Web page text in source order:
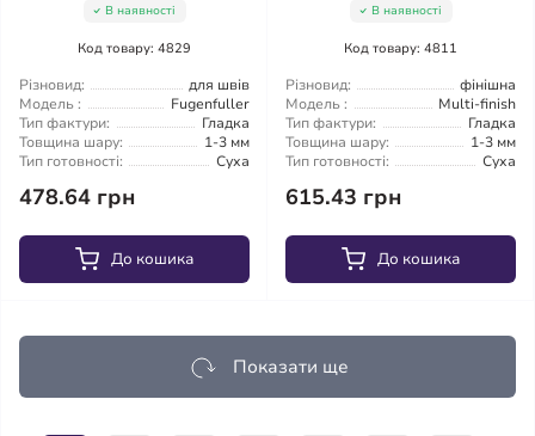
В наявності
Код товару: 4829
Різновид:
для швів
Модель :
Fugenfuller
Тип фактури:
Гладка
Товщина шару:
1-3 мм
Тип готовності:
Суха
478.64 грн
До кошика
В наявності
Код товару: 4811
Різновид:
фінішна
Модель :
Multi-finish
Тип фактури:
Гладка
Товщина шару:
1-3 мм
Тип готовності:
Суха
615.43 грн
До кошика
Показати ще